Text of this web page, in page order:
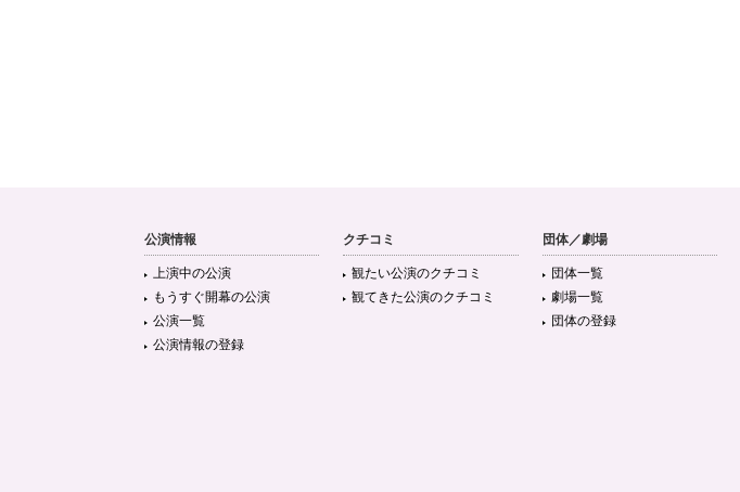
公演情報
上演中の公演
もうすぐ開幕の公演
公演一覧
公演情報の登録
クチコミ
観たい公演のクチコミ
観てきた公演のクチコミ
団体／劇場
団体一覧
劇場一覧
団体の登録